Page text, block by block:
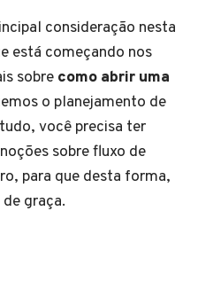
consideração nesta
está começando nos
sobre como abrir uma
o planejamento de
você precisa ter
sobre fluxo de
para que desta forma,
graça.